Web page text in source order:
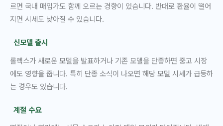
르면 국내 매입가도 함께 오르는 경향이 있습니다. 반대로 환율이 떨어
지면 시세도 낮아질 수 있습니다.
신모델 출시
롤렉스가 새로운 모델을 발표하거나 기존 모델을 단종하면 중고 시장
에도 영향을 줍니다. 특히 단종 소식이 나오면 해당 모델 시세가 급등하
는 경우도 있습니다.
계절 수요